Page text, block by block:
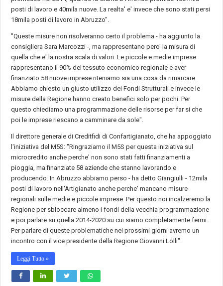
posti di lavoro e 40mila nuove. La realta' e' invece che sono stati persi
18mila posti di lavoro in Abruzzo".
"Queste misure non risolveranno certo il problema - ha aggiunto la
consigliera Sara Marcozzi -, ma rappresentano pero' la misura di
quella che e' la nostra scala di valori. Le piccole e medie imprese
rappresentano il 90% del tessuto economico regionale e aver
finanziato 58 nuove imprese riteniamo sia una cosa da rimarcare.
Abbiamo chiesto un giusto utilizzo dei Fondi Strutturali e invece le
misure della Regione hanno creato benefici solo per pochi. Per
questo chiediamo una programmazione delle risorse per far si che
poi le imprese riescano a camminare da sole".
Il direttore generale di Creditfidi di Confartigianato, che ha appoggiato
l'iniziativa del M5S: "Ringraziamo il M5S per questa iniziativa sul
microcredito anche perche' non sono stati fatti finanziamenti a
pioggia, ma finanziate 58 aziende che stanno lavorando e
producendo. In Abruzzo abbiamo perso - ha detto Giangiulli - 12mila
posti di lavoro nell'Artigianato anche perche' mancano misure
regionali sulle medie e piccole imprese. Per questo noi incalzeremo la
Regione per sbloccare almeno i fondi della vecchia programmazione
e poi parlare su quella 2014-2020 su cui siamo completamente fermi.
Per parlare di queste problematiche nei prossimi giorni avremo un
incontro con il vice presidente della Regione Giovanni Lolli".
Leggi Tutto »